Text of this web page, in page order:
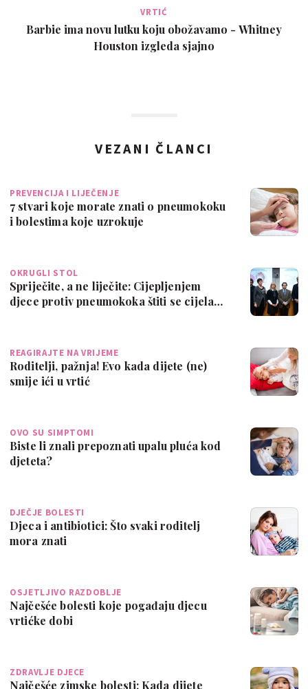
VRTIĆ
Barbie ima novu lutku koju obožavamo - Whitney
Houston izgleda sjajno
VEZANI ČLANCI
PREVENCIJA I LIJEČENJE
7 stvari koje morate znati o pneumokoku
i bolestima koje uzrokuje
OKRUGLI STOL
Spriječite, a ne liječite: Cijepljenjem
djece protiv pneumokoka štiti se cijela…
REAGIRAJTE NA VRIJEME
Roditelji, pažnja! Evo kada dijete (ne)
smije ići u vrtić
OVO SU SIMPTOMI
Biste li znali prepoznati upalu pluća kod
djeteta?
DJEČJE BOLESTI
Djeca i antibiotici: Što svaki roditelj
mora znati
OSJETLJIVO RAZDOBLJE
Najčešće bolesti koje pogađaju djecu
vrtićke dobi
ZDRAVLJE DJECE
Najčešće zimske bolesti: Kada dijete